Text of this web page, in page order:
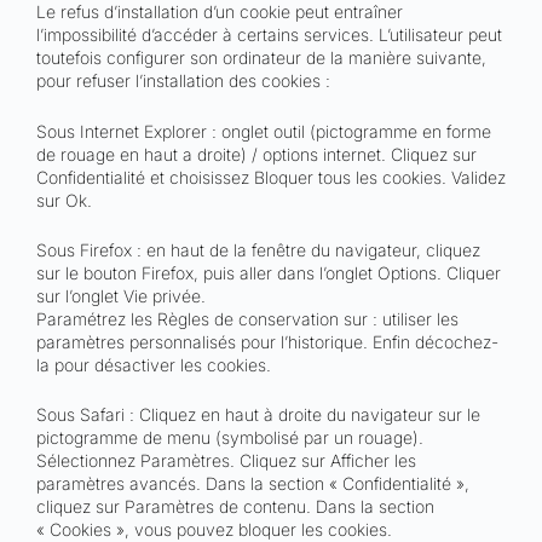
Le refus d’installation d’un cookie peut entraîner
l’impossibilité d’accéder à certains services. L’utilisateur peut
toutefois configurer son ordinateur de la manière suivante,
pour refuser l’installation des cookies :
Sous Internet Explorer : onglet outil (pictogramme en forme
de rouage en haut a droite) / options internet. Cliquez sur
Confidentialité et choisissez Bloquer tous les cookies. Validez
sur Ok.
Sous Firefox : en haut de la fenêtre du navigateur, cliquez
sur le bouton Firefox, puis aller dans l’onglet Options. Cliquer
sur l’onglet Vie privée.
Paramétrez les Règles de conservation sur : utiliser les
paramètres personnalisés pour l’historique. Enfin décochez-
la pour désactiver les cookies.
Sous Safari : Cliquez en haut à droite du navigateur sur le
pictogramme de menu (symbolisé par un rouage).
Sélectionnez Paramètres. Cliquez sur Afficher les
paramètres avancés. Dans la section « Confidentialité »,
cliquez sur Paramètres de contenu. Dans la section
« Cookies », vous pouvez bloquer les cookies.